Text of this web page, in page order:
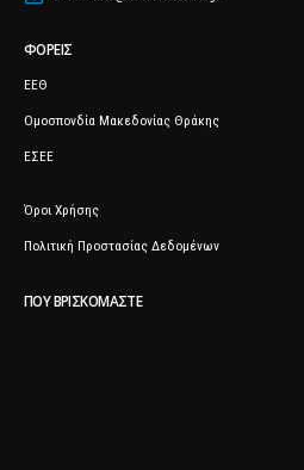
ΦΟΡΕΊΣ
ΕΕΘ
Ομοσπονδία Μακεδονίας Θράκης
ΕΣΕΕ
Όροι Χρήσης
Πολιτική Προστασίας Δεδομένων
ΠΟΥ ΒΡΙΣΚΌΜΑΣΤΕ